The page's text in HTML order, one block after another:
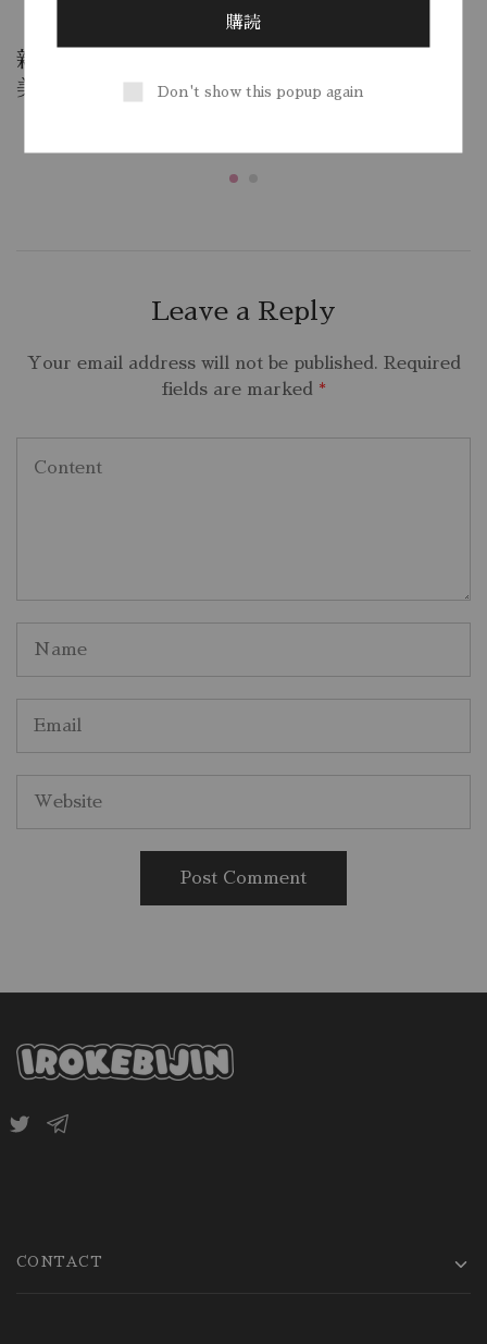
新作リリース – 色気
美人 130cm O-CUP
中、新作149cmボデ
Leave a Reply
Your email address will not be published. Required
fields are marked *
CONTACT
Don't show this popup again